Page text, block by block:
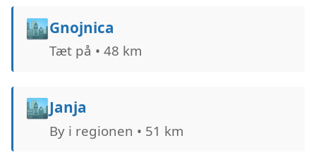
🏙️Gnojnica
Tæt på • 48 km
🏙️Janja
By i regionen • 51 km